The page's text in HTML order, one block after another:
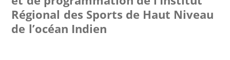
Régional des Sports de Haut Niveau
de l’océan Indien